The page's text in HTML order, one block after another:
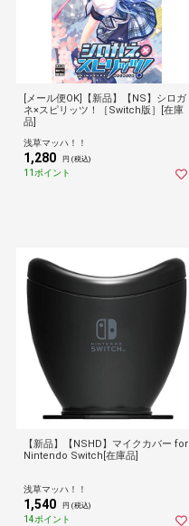
[メール便OK]【新品】【NS】シロガ
ネ×スピリッツ！［Switch版］[在庫
品]
浅草マッハ！！
1,280 円 (税込)
11ポイント
【新品】【NSHD】マイクカバー for
Nintendo Switch[在庫品]
浅草マッハ！！
1,540 円 (税込)
14ポイント